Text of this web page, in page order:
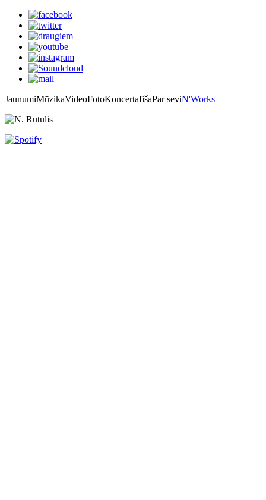
JaunumiMūzikaVideoFotoKoncertafišaPar seviN'Works